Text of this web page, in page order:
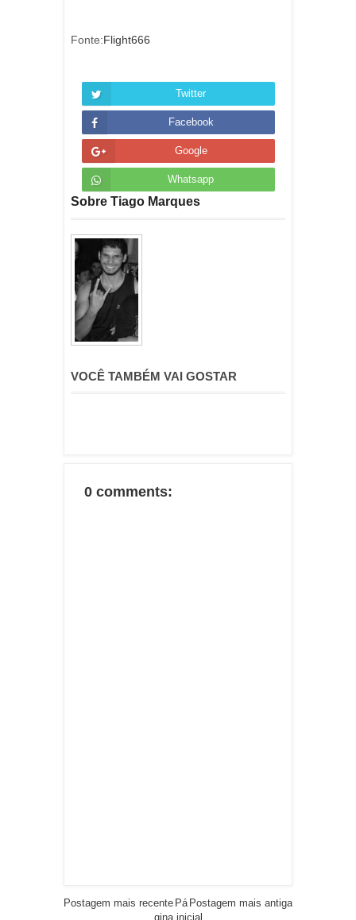
Fonte:Flight666
Twitter
Facebook
Google
Whatsapp
Sobre Tiago Marques
VOCÊ TAMBÉM VAI GOSTAR
0 comments:
Postagem mais recente Postagem mais antiga
Pá
gina inicial